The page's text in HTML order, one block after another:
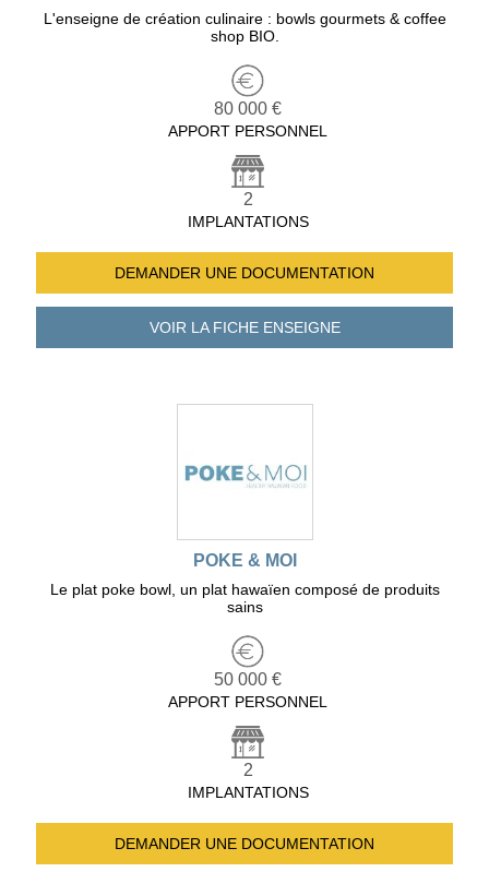
L'enseigne de création culinaire : bowls gourmets & coffee
shop BIO.
80 000 €
APPORT PERSONNEL
2
IMPLANTATIONS
DEMANDER UNE DOCUMENTATION
VOIR LA FICHEENSEIGNE
POKE & MOI
Le plat poke bowl, un plat hawaïen composé de produits
sains
50 000 €
APPORT PERSONNEL
2
IMPLANTATIONS
DEMANDER UNE DOCUMENTATION